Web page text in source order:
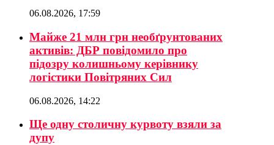
06.08.2026, 17:59
Майже 21 млн грн необґрунтованих
активів: ДБР повідомило про
підозру колишньому керівнику
логістики Повітряних Сил
06.08.2026, 14:22
Ще одну столичну курвоту взяли за
дупу